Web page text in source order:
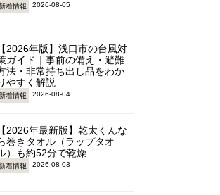
着情報 2026-08-05
【2026年版】浅口市の台風対
ガイド｜事前の備え・避難
法・非常持ち出し品をわか
やすく解説
着情報 2026-08-04
【2026年最新版】乾太くんな
巻きタオル（ラップタオ
）も約52分で乾燥
着情報 2026-08-03